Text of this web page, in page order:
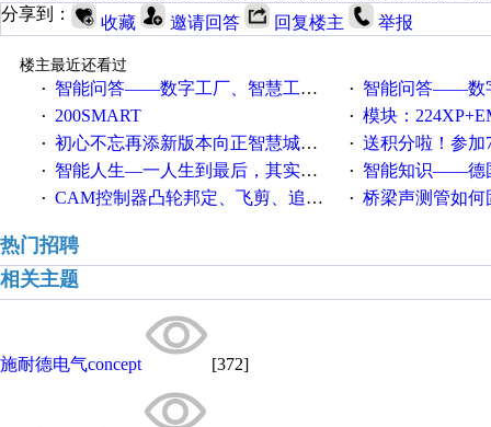
分享到：
收藏 邀请回答 回复楼主 举报
楼主最近还看过
·
智能问答——数字工厂、智慧工厂和智能制造三者的区别是什么？ · 智能问答——数字化工厂与
· 200SMART · 模块：
· 初心不忘再添新版本向正智慧城市云展厅3.0版亮相 · 送积分啦！参加7月6日
· 智能人生—一人生到最后，其实拼的都是人品 · 智能知识——德国工业崛起
· CAM控制器凸轮邦定、飞剪、追剪等C功能块 · 桥梁声测管如何固
热门招聘
相关主题
施耐德电气concept [372]